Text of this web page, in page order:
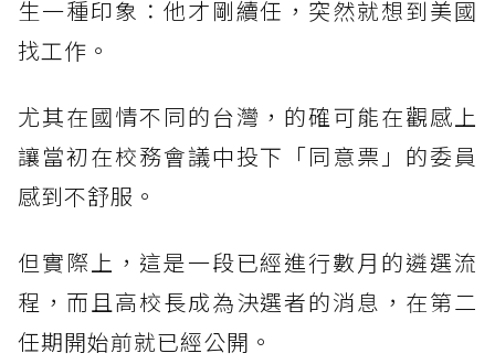
生一種印象：他才剛續任，突然就想到美國
找工作。
尤其在國情不同的台灣，的確可能在觀感上
讓當初在校務會議中投下「同意票」的委員
感到不舒服。
但實際上，這是一段已經進行數月的遴選流
程，而且高校長成為決選者的消息，在第二
任期開始前就已經公開。